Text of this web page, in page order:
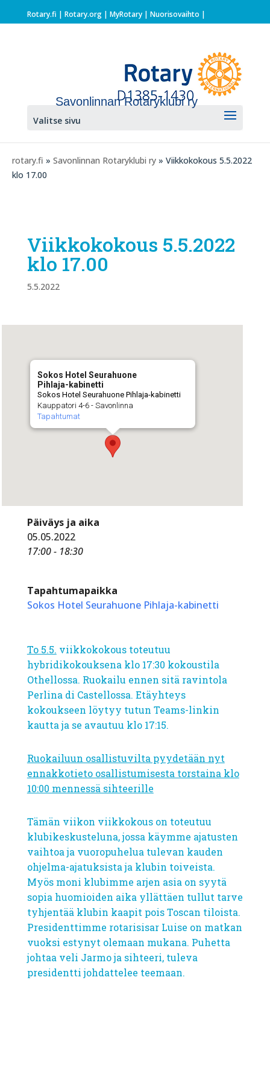
Rotary.fi | Rotary.org| MyRotary | Nuorisovaihto |
Savonlinnan Rotaryklubi ry
Valitse sivu
rotary.fi » Savonlinnan Rotaryklubi ry » Viikkokokous 5.5.2022
klo 17.00
Viikkokokous 5.5.2022
klo 17.00
5.5.2022
Sokos Hotel Seurahuone
Pihlaja-kabinetti
Sokos Hotel Seurahuone Pihlaja-kabinetti
Kauppatori 4-6 - Savonlinna
Tapahtumat
Päiväys ja aika
05.05.2022
17:00 - 18:30
Tapahtumapaikka
Sokos Hotel Seurahuone Pihlaja-kabinetti
To 5.5. viikkokokous toteutuu
hybridikokouksena klo 17:30 kokoustila
Othellossa. Ruokailu ennen sitä ravintola
Perlina di Castellossa. Etäyhteys
kokoukseen löytyy tutun Teams-linkin
kautta ja se avautuu klo 17:15.
Ruokailuun osallistuvilta pyydetään nyt
ennakkotieto osallistumisesta torstaina klo
10:00 mennessä sihteerille
Tämän viikon viikkokous on toteutuu
klubikeskusteluna, jossa käymme ajatusten
vaihtoa ja vuoropuhelua tulevan kauden
ohjelma-ajatuksista ja klubin toiveista.
Myös moni klubimme arjen asia on syytä
sopia huomioiden aika yllättäen tullut tarve
tyhjentää klubin kaapit pois Toscan tiloista.
Presidenttimme rotarisisar Luise on matkan
vuoksi estynyt olemaan mukana. Puhetta
johtaa veli Jarmo ja sihteeri, tuleva
presidentti johdattelee teemaan.